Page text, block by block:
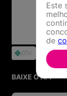
BAIXE O APP
Este
de